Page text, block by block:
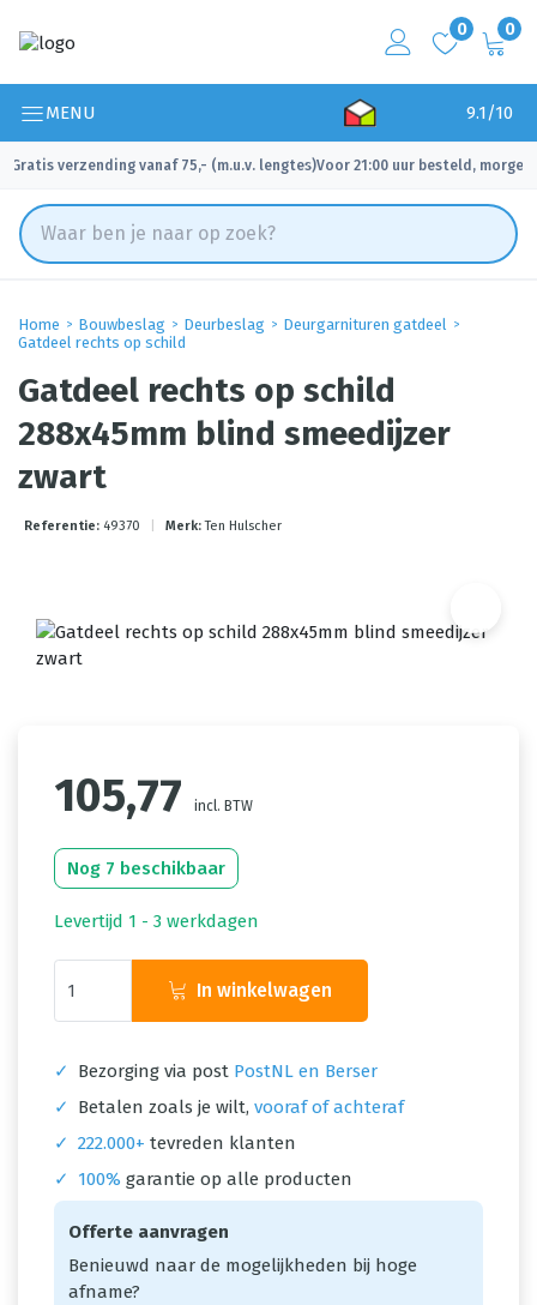
0 0
MENU 9.1/10
Gratis verzending vanaf 75,- (m.u.v. lengtes)
✓ Voor 21:00 uur besteld, morgen
Home Bouwbeslag Deurbeslag
Deurgarnituren gatdeel
Gatdeel rechts op schild
Gatdeel rechts op schild
288x45mm blind smeedijzer
zwart
Referentie: 49370 Merk:Ten Hulscher
105,77 incl. BTW
Nog 7 beschikbaar
Levertijd 1 - 3 werkdagen
In winkelwagen
✓ Bezorging via post PostNL en Berser
✓
Betalen zoals je wilt, vooraf of achteraf
✓ 222.000+ tevreden klanten
✓
100% garantie op alle producten
Offerte aanvragen
Benieuwd naar de mogelijkheden bij hoge
afname?